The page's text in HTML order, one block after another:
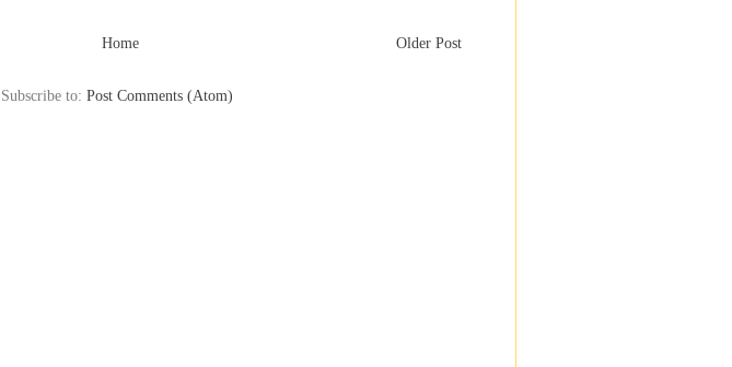
Older Post
Home
Subscribe to: Post Comments (Atom)